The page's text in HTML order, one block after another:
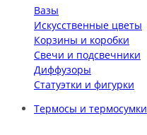
Вазы
Искусственные цветы
Корзины и коробки
Свечи и подсвечники
Диффузоры
Статуэтки и фигурки
Термосы и термосумки